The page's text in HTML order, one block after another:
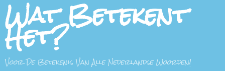
Wat Betekent
Het?
Voor De Betekenis Van Alle Nederlandse Woorden!